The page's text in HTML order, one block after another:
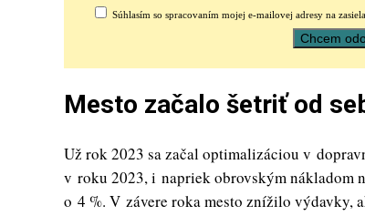
Súhlasím so spracovaním mojej e-mailovej adresy na
Mesto začalo šetriť od
Už rok 2023 sa začal optimalizáciou v
v roku 2023, i napriek obrovským nákladom
o 4 %. V závere roka mesto znížilo výdavky,